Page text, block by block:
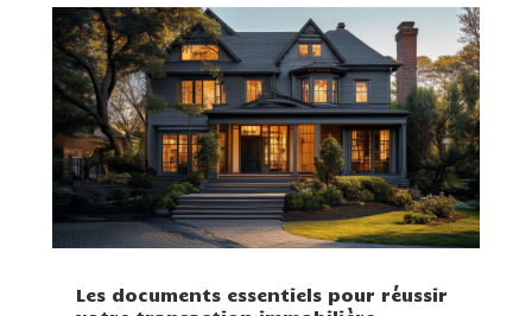
Les documents essentiels pour réussir